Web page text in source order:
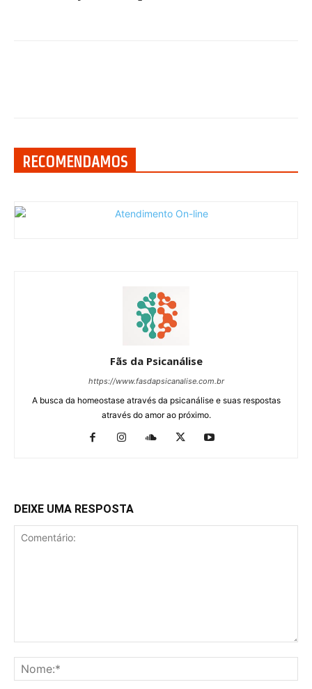
RECOMENDAMOS
Fãs da Psicanálise
https://www.fasdapsicanalise.com.br
A busca da homeostase através da psicanálise e suas respostas
através do amor ao próximo.
DEIXE UMA RESPOSTA